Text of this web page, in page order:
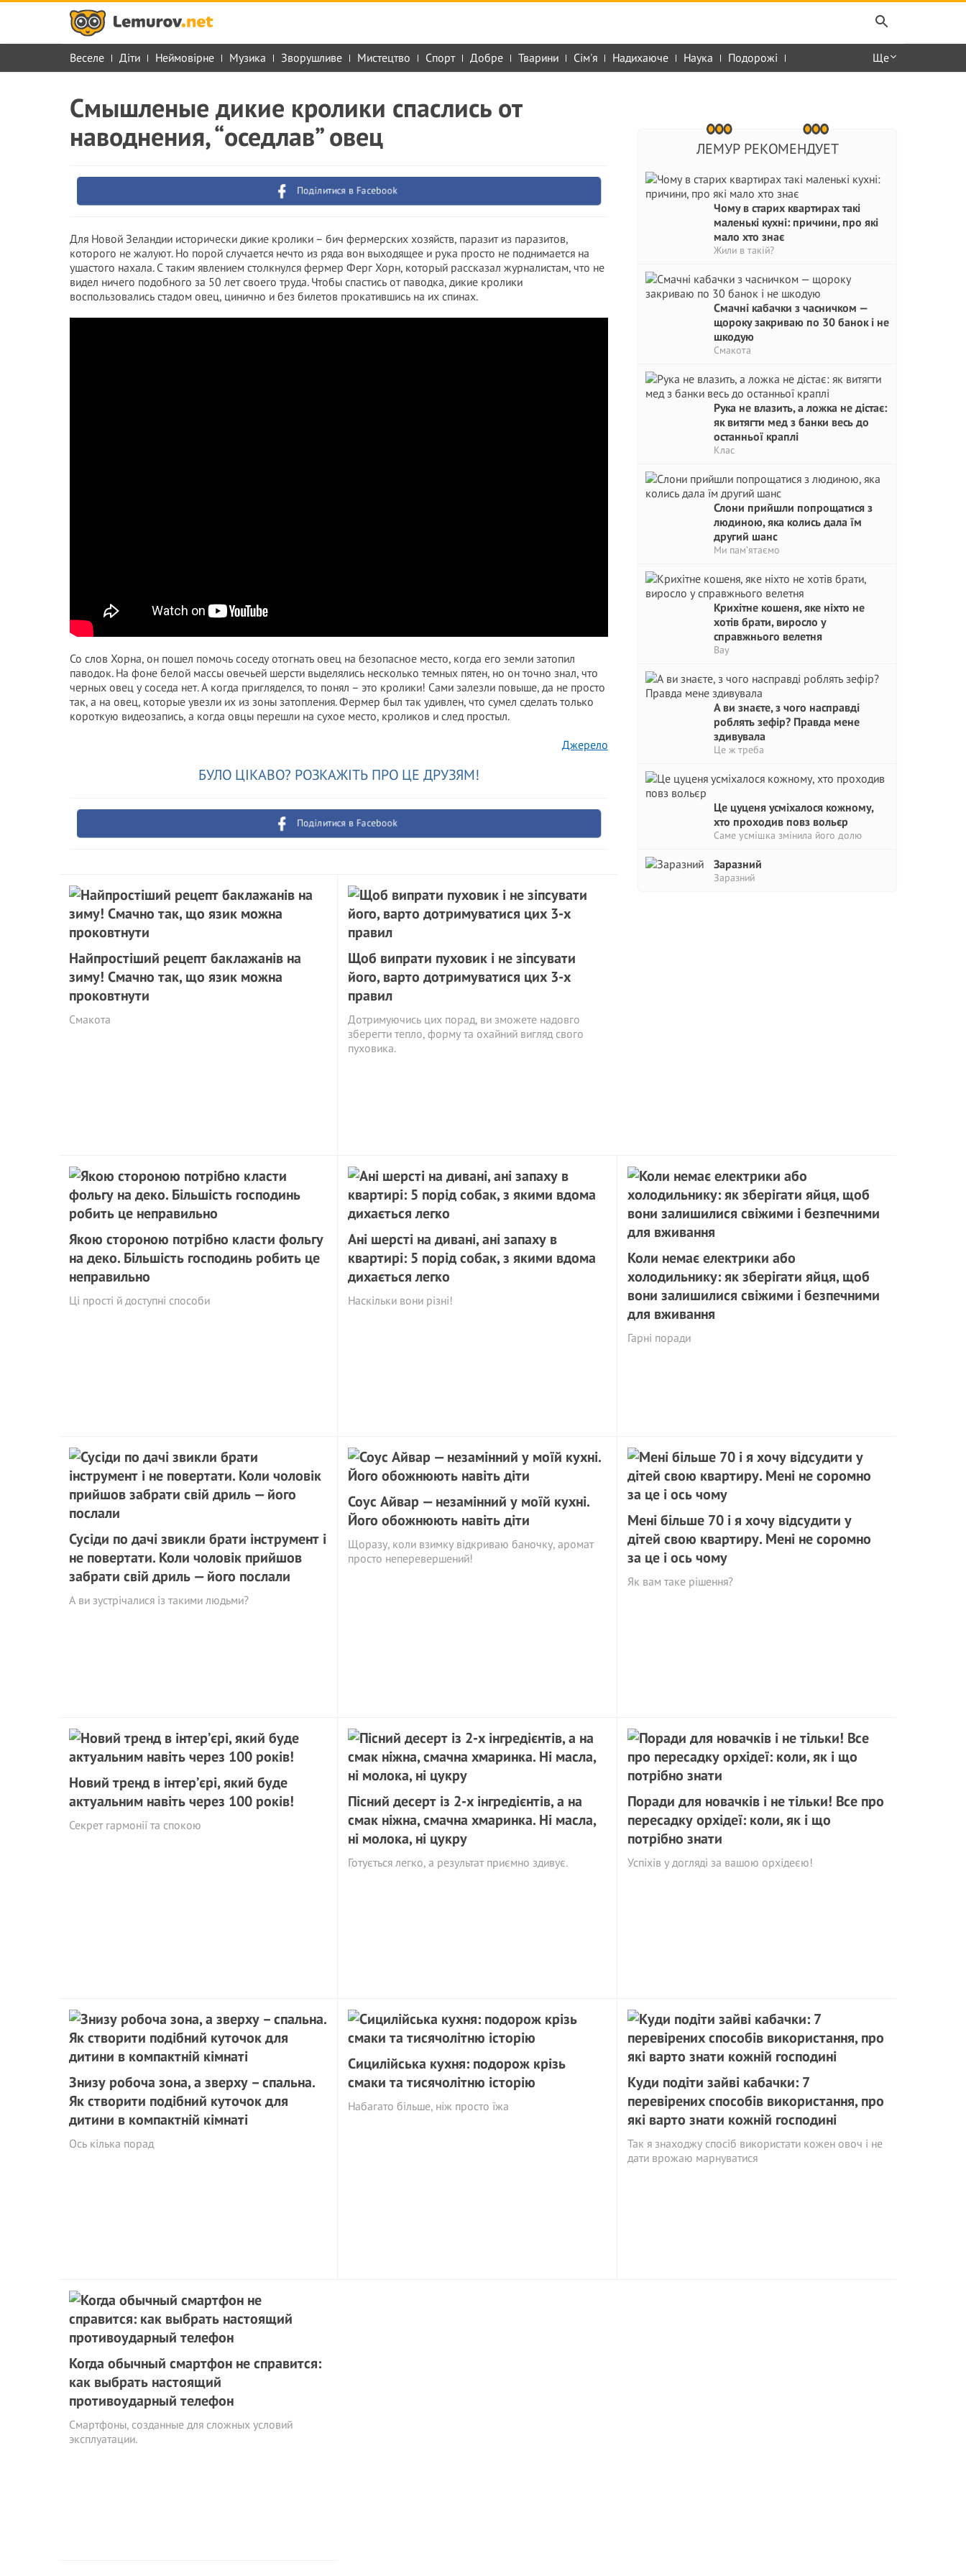
Веселе Діти Неймовірне Музика Зворушливе Мистецтво Спорт Добре Тварини Сім'я Надихаюче Наука Подорожі Ще
ЛЕМУР РЕКОМЕНДУЕТ
Чому в старих квартирах такі
маленькі кухні: причини, про які
мало хто знає
Жили в такій?
Смачні кабачки з часничком —
щороку закриваю по 30 банок і не
шкодую
Смакота
Рука не влазить, а ложка не дістає:
як витягти мед з банки весь до
останньої краплі
Клас
Слони прийшли попрощатися з
людиною, яка колись дала їм
другий шанс
Ми пам’ятаємо
Крихітне кошеня, яке ніхто не
хотів брати, виросло у
справжнього велетня
Вау
А ви знаєте, з чого насправді
роблять зефір? Правда мене
здивувала
Це ж треба
Це цуценя усміхалося кожному,
хто проходив повз вольєр
Саме усмішка змінила його долю
Заразний
Заразний
Смышленые дикие кролики спаслись от
наводнения, “оседлав” овец
Поділитися в Facebook
Для Новой Зеландии исторически дикие кролики – бич фермерских хозяйств, паразит из паразитов,
которого не жалуют. Но порой случается нечто из ряда вон выходящее и рука просто не поднимается на
ушастого нахала. С таким явлением столкнулся фермер Ферг Хорн, который рассказал журналистам, что не
видел ничего подобного за 50 лет своего труда. Чтобы спастись от паводка, дикие кролики
воспользовались стадом овец, цинично и без билетов прокатившись на их спинах.
Со слов Хорна, он пошел помочь соседу отогнать овец на безопасное место, когда его земли затопил
паводок. На фоне белой массы овечьей шерсти выделялись несколько темных пятен, но он точно знал, что
черных овец у соседа нет. А когда пригляделся, то понял – это кролики! Сами залезли повыше, да не просто
так, а на овец, которые увезли их из зоны затопления. Фермер был так удивлен, что сумел сделать только
короткую видеозапись, а когда овцы перешли на сухое место, кроликов и след простыл.
Джерело
БУЛО ЦІКАВО? РОЗКАЖІТЬ ПРО ЦЕ ДРУЗЯМ!
Поділитися в Facebook
Найпростіший рецепт баклажанів на
зиму! Смачно так, що язик можна
проковтнути
Смакота
Щоб випрати пуховик і не зіпсувати
його, варто дотримуватися цих 3-х
правил
Дотримуючись цих порад, ви зможете надовго
зберегти тепло, форму та охайний вигляд свого
пуховика.
Якою стороною потрібно класти фольгу
на деко. Більшість господинь робить це
неправильно
Ці прості й доступні способи
Ані шерсті на дивані, ані запаху в
квартирі: 5 порід собак, з якими вдома
дихається легко
Наскільки вони різні!
Коли немає електрики або
холодильнику: як зберігати яйця, щоб
вони залишилися свіжими і безпечними
для вживання
Гарні поради
Сусіди по дачі звикли брати інструмент і
не повертати. Коли чоловік прийшов
забрати свій дриль — його послали
А ви зустрічалися із такими людьми?
Соус Айвар — незамінний у моїй кухні.
Його обожнюють навіть діти
Щоразу, коли взимку відкриваю баночку, аромат
просто неперевершений!
Мені більше 70 і я хочу відсудити у
дітей свою квартиру. Мені не соромно
за це і ось чому
Як вам таке рішення?
Новий тренд в інтер’єрі, який буде
актуальним навіть через 100 років!
Секрет гармонії та спокою
Пісний десерт із 2-х інгредієнтів, а на
смак ніжна, смачна хмаринка. Ні масла,
ні молока, ні цукру
Готується легко, а результат приємно здивує.
Поради для новачків і не тільки! Все про
пересадку орхідеї: коли, як і що
потрібно знати
Успіхів у догляді за вашою орхідеєю!
Знизу робоча зона, а зверху – спальна.
Як створити подібний куточок для
дитини в компактній кімнаті
Ось кілька порад
Сицилійська кухня: подорож крізь
смаки та тисячолітню історію
Набагато більше, ніж просто їжа
Куди подіти зайві кабачки: 7
перевірених способів використання, про
які варто знати кожній господині
Так я знаходжу спосіб використати кожен овоч і не
дати врожаю марнуватися
Когда обычный смартфон не справится:
как выбрать настоящий
противоударный телефон
Смартфоны, созданные для сложных условий
эксплуатации.